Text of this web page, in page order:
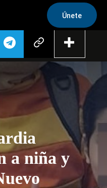
Únete
a niña y